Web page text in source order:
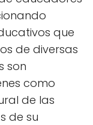
que
de diversas
son
como
de las
de su